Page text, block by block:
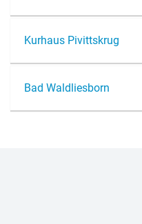
Kur­haus Pivittskrug
Bad Wald­lies­born